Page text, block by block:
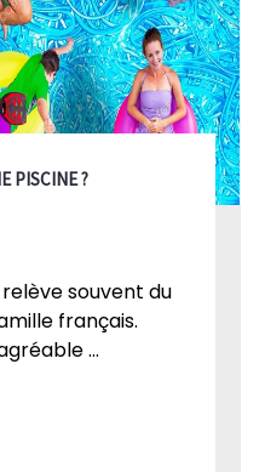
PISCINE ?
souvent du
français.
...